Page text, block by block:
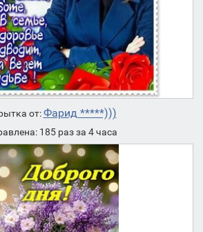
от:Фарид *****)))
185 раз за 4 часа